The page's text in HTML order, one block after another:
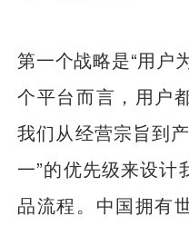
第一个战略是“用户
个平台而言，用户
我们从经营宗旨到
一”的优先级来设计
品流程。中国拥有